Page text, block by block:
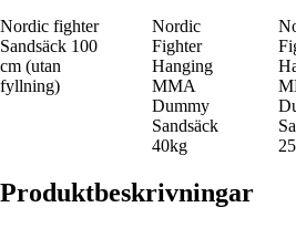
Nordic fighter
Sandsäck 100
cm (utan
fyllning)
Nordic
Fighter
Hanging
MMA
Dummy
Sandsäck
40kg
Produktbeskrivningar